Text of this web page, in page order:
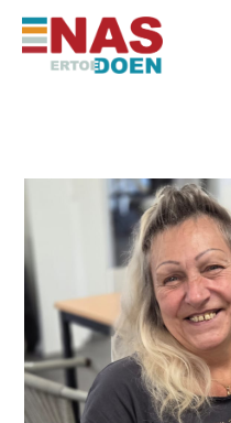
naar